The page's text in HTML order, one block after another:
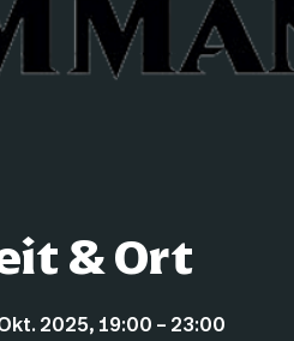
& Ort
2025, 19:00 – 23:00